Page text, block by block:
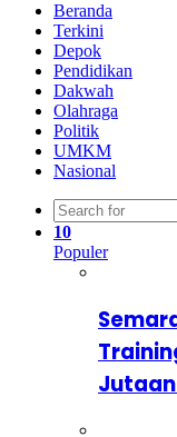
Beranda
Terkini
Depok
Pendidikan
Dakwah
Olahraga
Politik
UMKM
Nasional
10
Populer